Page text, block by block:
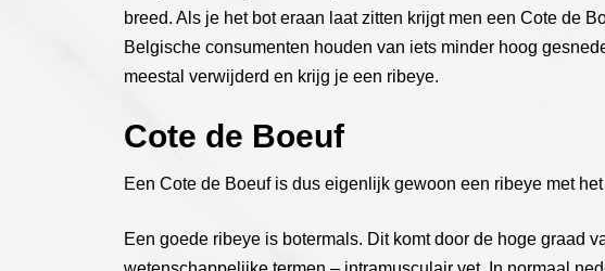
breed. Als je het bot eraan laat zitten krijgt men een Cote de
Belgische consumenten houden van iets minder hoog
meestal verwijderd en krijg je een ribeye.
Cote de Boeuf
Een Cote de Boeuf is dus eigenlijk gewoon een ribeye met
Een goede ribeye is botermals. Dit komt door de hoge graad